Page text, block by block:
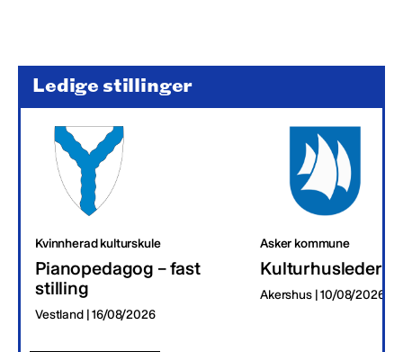
Ledige stillinger
Kvinnherad kulturskule
Pianopedagog – fast
stilling
Vestland | 16/08/2026
Asker kommune
Kulturhusleder
Akershus | 10/08/2026